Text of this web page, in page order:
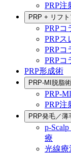
PRP注
PRP + リフ
PRPコ
PRPス
PRPコ
PRPコ
PRP形成術
PRP-MI脱脂術
PRP-
PRP注
PRP発毛／薄
p-
療
光線療